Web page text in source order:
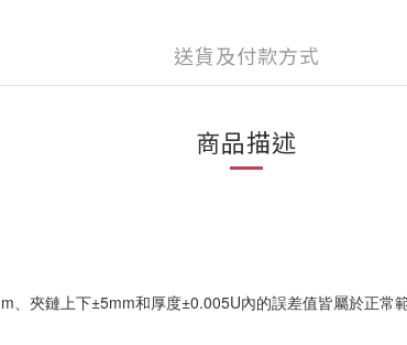
送貨及付款方式
商品描述
、夾鏈上下±5mm和厚度±0.005U內的誤差值皆屬於正